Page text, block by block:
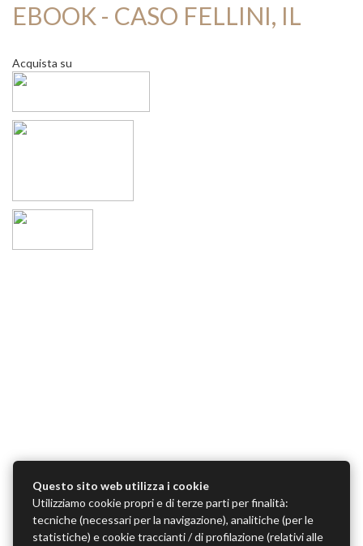
EBOOK - CASO FELLINI, IL
Acquista su
Questo sito web utilizza i cookie
Utilizziamo cookie propri e di terze parti per finalità:
tecniche (necessari per la navigazione), analitiche (per le
statistiche) e cookie traccianti / di profilazione (relativi alle